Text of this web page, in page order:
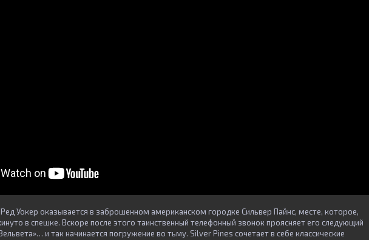
Уокер оказывается в заброшенном американском городке Сильвер Пайнс, месте, которое,
в спешке. Вскоре после этого таинственный телефонный звонок проясняет его следующий
и так начинается погружение во тьму. Silver Pines сочетает в себе классические